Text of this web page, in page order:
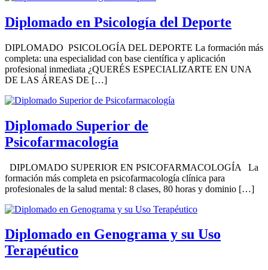
Diplomado en Psicología del Deporte
DIPLOMADO PSICOLOGÍA DEL DEPORTE La formación más
completa: una especialidad con base científica y aplicación
profesional inmediata ¿QUERÉS ESPECIALIZARTE EN UNA
DE LAS ÁREAS DE […]
Diplomado Superior de
Psicofarmacología
DIPLOMADO SUPERIOR EN PSICOFARMACOLOGÍA La
formación más completa en psicofarmacología clínica para
profesionales de la salud mental: 8 clases, 80 horas y dominio […]
Diplomado en Genograma y su Uso
Terapéutico